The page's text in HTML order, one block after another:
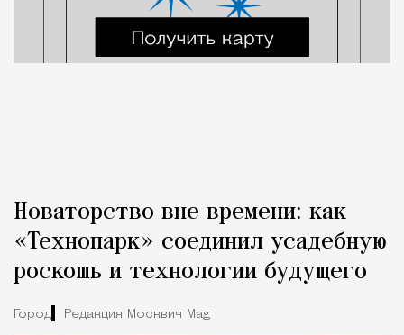
Новаторство вне времени: как
«Технопарк» соединил усадебную
роскошь и технологии будущего
Город Редакция Москвич Mag